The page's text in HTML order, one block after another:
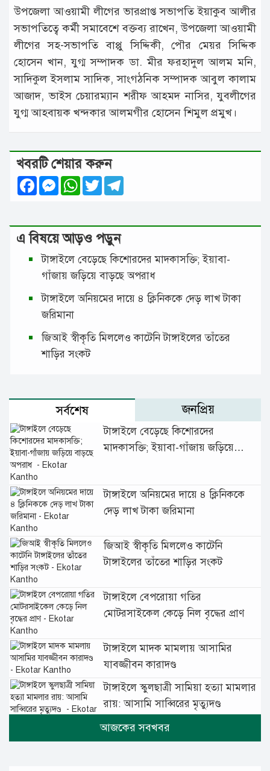
উপজেলা আওয়ামী লীগের ভারপ্রাপ্ত সভাপতি ইয়াকুব আলীর
সভাপতিত্বে কর্মী সমা‌বে‌শে বক্তব্য রাখেন, উপ‌জেলা আওয়ামী
লী‌গের সহ-সভাপতি বাপ্পু সিদ্দিকী, পৌর মেয়র সিদ্দিক
হোসেন খান, যুগ্ম সম্পাদক ডা. মীর ফরহাদুল আলম মনি,
সাদিকুল ইসলাম সাদিক, সাংগঠনিক সম্পাদক আবুল কালাম
আজাদ, ভাইস চেয়ারম্যান শরীফ আহমদ নাসির, যুবলীগের
যুগ্ম আহবায়ক খন্দকার আলমগীর হোসেন শিমুল প্রমুখ।
খবরটি শেয়ার করুন
FacebookMessenger
WhatsApp
Twitter
এ বিষয়ে আড়ও পড়ুন
টাঙ্গাইলে বেড়েছে কিশোরদের মাদকাসক্তি; ইয়াবা-
গাঁজায় জড়িয়ে বাড়ছে অপরাধ
টাঙ্গাইলে অনিয়মের দায়ে ৪ ক্লিনিককে দেড় লাখ টাকা
জরিমানা
জিআই স্বীকৃতি মিললেও কাটেনি টাঙ্গাইলের তাঁতের
শাড়ির সংকট
সর্বশেষ জনপ্রিয়
টাঙ্গাইলে বেড়েছে কিশোরদের
মাদকাসক্তি; ইয়াবা-গাঁজায় জড়িয়ে
টাঙ্গাইলে অনিয়মের দায়ে ৪ ক্লিনিককে
দেড় লাখ টাকা জরিমানা
জিআই স্বীকৃতি মিললেও কাটেনি
টাঙ্গাইলের তাঁতের শাড়ির সংকট
টাঙ্গাইলে বেপরোয়া গতির
মোটরসাইকেল কেড়ে নিল বৃদ্ধের প্রাণ
টাঙ্গাইলে মাদক মামলায় আসামির
যাবজ্জীবন কারাদণ্ড
টাঙ্গাইলে স্কুলছাত্রী সামিয়া হত্যা মামলার
রায়: আসামি সাব্বিরের মৃত্যুদণ্ড
টানা বৃষ্টিতে টাঙ্গাইলে বিপর্যস্ত জনজীবন